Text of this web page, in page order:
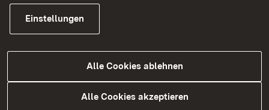
Einstellungen
Alle Cookies ablehnen
Alle Cookies akzeptieren